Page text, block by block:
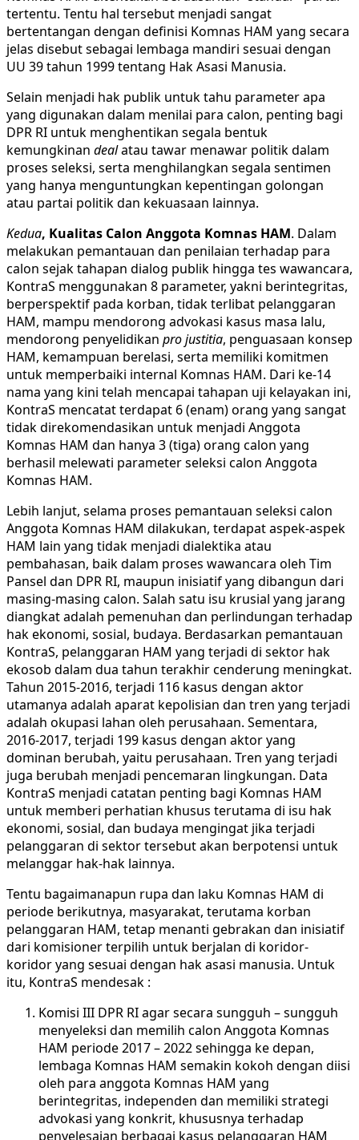
tertentu. Tentu hal tersebut menjadi sangat
bertentangan dengan definisi Komnas HAM yang secara
jelas disebut sebagai lembaga mandiri sesuai dengan
UU 39 tahun 1999 tentang Hak Asasi Manusia.
Selain menjadi hak publik untuk tahu parameter apa
yang digunakan dalam menilai para calon, penting bagi
DPR RI untuk menghentikan segala bentuk
kemungkinan dealatau tawar menawar politik dalam
proses seleksi, serta menghilangkan segala sentimen
yang hanya menguntungkan kepentingan golongan
atau partai politik dan kekuasaan lainnya.
Kedua, Kualitas Calon Anggota Komnas HAM. Dalam
melakukan pemantauan dan penilaian terhadap para
calon sejak tahapan dialog publik hingga tes wawancara,
KontraS menggunakan 8 parameter, yakni berintegritas,
berperspektif pada korban, tidak terlibat pelanggaran
HAM, mampu mendorong advokasi kasus masa lalu,
mendorong penyelidikan pro justitia, penguasaan konsep
HAM, kemampuan berelasi, serta memiliki komitmen
untuk memperbaiki internal Komnas HAM. Dari ke-14
nama yang kini telah mencapai tahapan uji kelayakan ini,
KontraS mencatat terdapat 6 (enam) orang yang sangat
tidak direkomendasikan untuk menjadi Anggota
Komnas HAM dan hanya 3 (tiga) orang calon yang
berhasil melewati parameter seleksi calon Anggota
Komnas HAM.
Lebih lanjut, selama proses pemantauan seleksi calon
Anggota Komnas HAM dilakukan, terdapat aspek-aspek
HAM lain yang tidak menjadi dialektika atau
pembahasan, baik dalam proses wawancara oleh Tim
Pansel dan DPR RI, maupun inisiatif yang dibangun dari
masing-masing calon. Salah satu isu krusial yang jarang
diangkat adalah pemenuhan dan perlindungan terhadap
hak ekonomi, sosial, budaya. Berdasarkan pemantauan
KontraS, pelanggaran HAM yang terjadi di sektor hak
ekosob dalam dua tahun terakhir cenderung meningkat.
Tahun 2015-2016, terjadi 116 kasus dengan aktor
utamanya adalah aparat kepolisian dan tren yang terjadi
adalah okupasi lahan oleh perusahaan. Sementara,
2016-2017, terjadi 199 kasus dengan aktor yang
dominan berubah, yaitu perusahaan. Tren yang terjadi
juga berubah menjadi pencemaran lingkungan. Data
KontraS menjadi catatan penting bagi Komnas HAM
untuk memberi perhatian khusus terutama di isu hak
ekonomi, sosial, dan budaya mengingat jika terjadi
pelanggaran di sektor tersebut akan berpotensi untuk
melanggar hak-hak lainnya.
Tentu bagaimanapun rupa dan laku Komnas HAM di
periode berikutnya, masyarakat, terutama korban
pelanggaran HAM, tetap menanti gebrakan dan inisiatif
dari komisioner terpilih untuk berjalan di koridor-
koridor yang sesuai dengan hak asasi manusia. Untuk
itu, KontraS mendesak :
Komisi III DPR RI agar secara sungguh – sungguh
menyeleksi dan memilih calon Anggota Komnas
HAM periode 2017 – 2022 sehingga ke depan,
lembaga Komnas HAM semakin kokoh dengan diisi
oleh para anggota Komnas HAM yang
berintegritas, independen dan memiliki strategi
advokasi yang konkrit, khususnya terhadap
penyelesaian berbagai kasus pelanggaran HAM